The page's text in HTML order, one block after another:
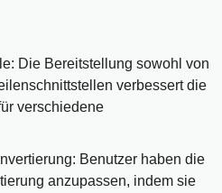
Die Bereitstellung sowohl von
verbessert die
verschiedene
Benutzer haben die
anzupassen, indem sie